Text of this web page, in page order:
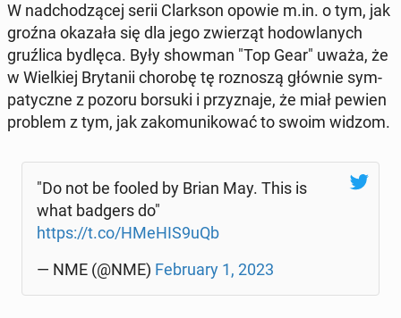
W nad­cho­dzą­cej serii Clark­son opowie m.in. o tym, jak
groźna okazała się dla jego zwie­rząt ho­dow­la­nych
gruź­li­ca bydlęca. Były showman "Top Gear" uważa, że
w Wiel­kiej Bry­ta­nii chorobę tę roz­no­szą głównie sym­
pa­tycz­ne z pozoru borsuki i przy­zna­je, że miał pewien
problem z tym, jak za­ko­mu­ni­ko­wać to swoim widzom.
"Do not be fooled by Brian May. This is
what badgers do"
https://t.co/HMeHIS9uQb
— NME (@NME) Fe­bru­ary 1, 2023